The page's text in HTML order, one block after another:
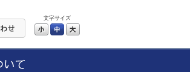
文字サイズ
小 中